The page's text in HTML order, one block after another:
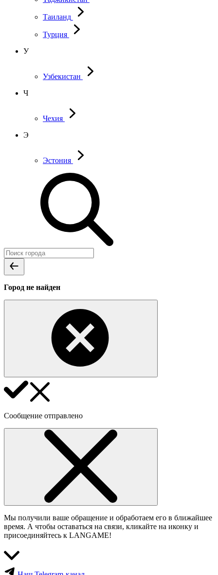
Таиланд
Турция
У
Узбекистан
Ч
Чехия
Э
Эстония
Город не найден
Сообщение отправлено
Мы получили ваше обращение и обработаем его в ближайшее
время. А чтобы оставаться на связи, кликайте на иконку и
присоединяйтесь к LANGAME!